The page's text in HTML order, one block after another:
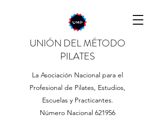
UNIÓN DEL MÉTODO
PILATES
La Asociación Nacional para el
Profesional de Pilates, Estudios,
Escuelas y Practicantes.
Número Nacional 621956